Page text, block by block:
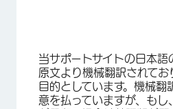
当サポートサイトの日本語
原文より機械翻訳されて
目的としています。機械翻
意を払っていますが、もし